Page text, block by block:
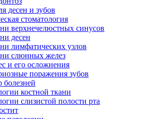
десен и зубов
стоматология
верхнечелюстных синусов
десен
лимфатических узлов
слюнных желез
и его осложнения
поражения зубов
болезней
костной ткани
слизистой полости рта